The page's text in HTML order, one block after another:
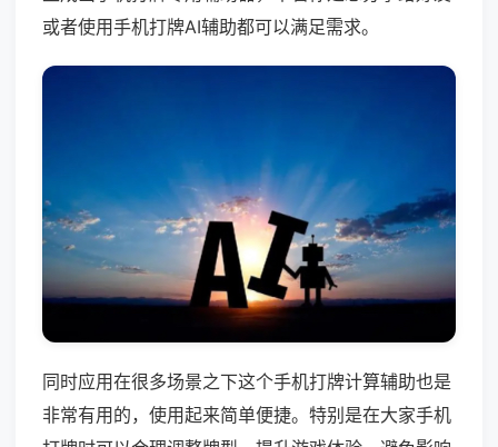
或者使用手机打牌AI辅助都可以满足需求。
同时应用在很多场景之下这个手机打牌计算辅助也是
非常有用的，使用起来简单便捷。特别是在大家手机